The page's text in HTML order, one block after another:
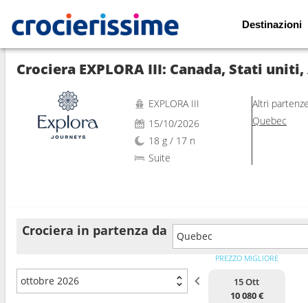
Destinazioni
Mostra le altre 63 foto
Crociera EXPLORA III: Canada, Stati
EXPLORA III
15/10/2026
18 g / 17 n
Suite
Altri partenze
Quebec
Crociera in partenza da Quebec
ottobre 2026
PREZZO MIGLIORE
15 Ott
10 080 €